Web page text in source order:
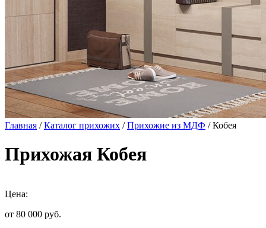
Главная /Каталог прихожих /Прихожие из МДФ / Кобея
Прихожая Кобея
Цена:
от 80 000 руб.